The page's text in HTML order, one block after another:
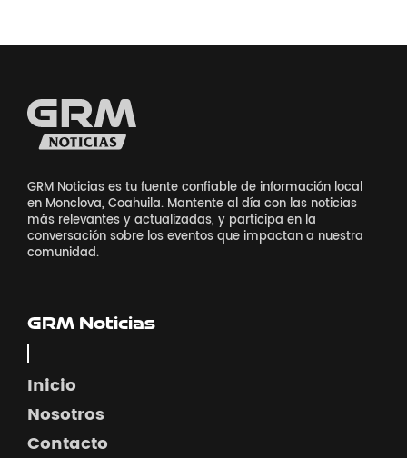
GRM Noticias es tu fuente confiable de información local
en Monclova, Coahuila. Mantente al día con las noticias
más relevantes y actualizadas, y participa en la
conversación sobre los eventos que impactan a nuestra
comunidad.
GRM Noticias
Inicio
Nosotros
Contacto